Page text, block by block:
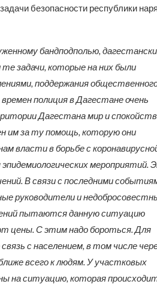
безопасности республики
бандподполью,
задачи, которые на них были
поддержания
полиция в Дагестане очень
Дагестана мир и
им за ту помощь, которую они
власти в борьбе с
мероприятий.
В связи с последними
руководители и
пытаются данную ситуацию
цены. С этим надо бороться. Для
с населением, в том числе
всего к людям. У участковых
на ситуацию, которая